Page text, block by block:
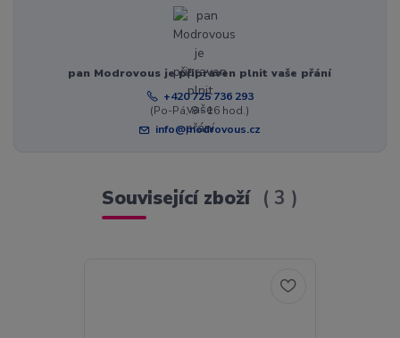
pan Modrovous je připraven plnit vaše přání
+420 725 736 293
(Po-Pá, 8 - 16 hod.)
info@modrovous.cz
Související zboží 3